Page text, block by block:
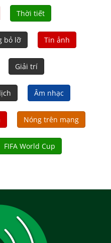
Thời tiết
bỏ lỡ Tin ảnh
Giải trí
Âm nhạc
Nóng trên mạng
FIFA World Cup